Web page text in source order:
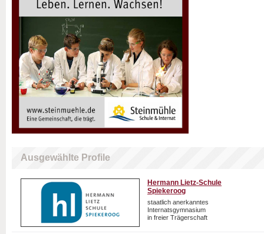
Ausgewählte Profile
Hermann Lietz-Schule
Spiekeroog
staatlich anerkanntes
Internatsgymnasium
in freier Trägerschaft